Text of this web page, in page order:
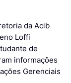
da Acib
Loffi
de
informações
Gerenciais